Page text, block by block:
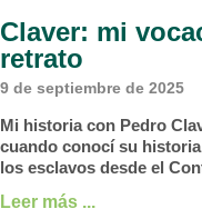
Claver: mi
retrato
9 de septiembre de 2025
Mi historia con Pedro
cuando conocí su
los esclavos desde el
Leer más ...